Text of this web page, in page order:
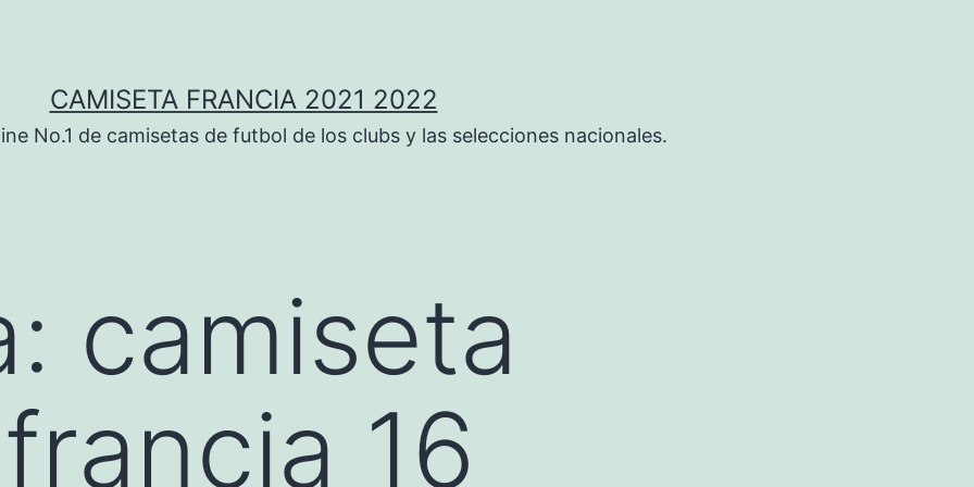
CAMISETA FRANCIA 2021 2022
No.1 de camisetas de futbol de los clubs y las selecciones nacionales.
camiseta
16